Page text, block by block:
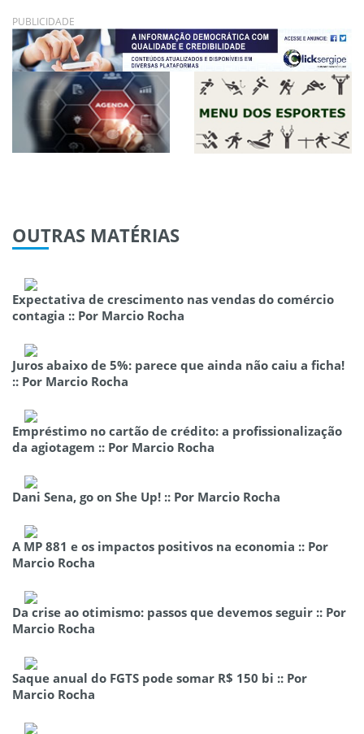
PUBLICIDADE
OUTRAS MATÉRIAS
Expectativa de crescimento nas vendas do comércio
contagia :: Por Marcio Rocha
Juros abaixo de 5%: parece que ainda não caiu a ficha!
:: Por Marcio Rocha
Empréstimo no cartão de crédito: a profissionalização
da agiotagem :: Por Marcio Rocha
Dani Sena, go on She Up! :: Por Marcio Rocha
A MP 881 e os impactos positivos na economia :: Por
Marcio Rocha
Da crise ao otimismo: passos que devemos seguir :: Por
Marcio Rocha
Saque anual do FGTS pode somar R$ 150 bi :: Por
Marcio Rocha